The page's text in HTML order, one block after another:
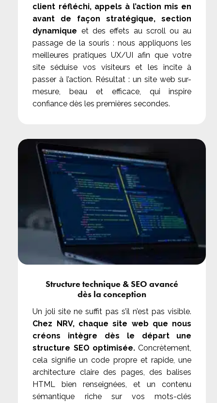
client réfléchi, appels à l’action mis en
avant de façon stratégique, section
dynamique et des effets au scroll ou au
passage de la souris : nous appliquons les
meilleures pratiques UX/UI afin que votre
site séduise vos visiteurs et les incite à
passer à l’action. Résultat : un site web sur-
mesure, beau et efficace, qui inspire
confiance dès les premières secondes.
Structure technique & SEO avancé
dès la conception
Un joli site ne suffit pas s’il n’est pas visible.
Chez NRV, chaque site web que nous
créons intègre dès le départ une
structure SEO optimisée.Concrètement,
cela signifie un code propre et rapide, une
architecture claire des pages, des balises
HTML bien renseignées, et un contenu
sémantique riche sur vos mots-clés